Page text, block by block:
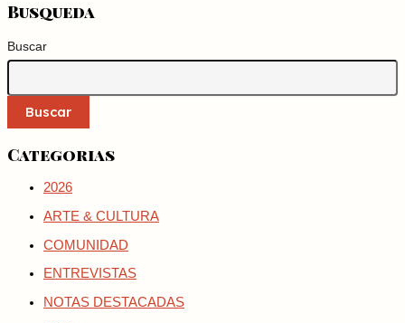
Busqueda
Buscar
Buscar
Categorias
2026
ARTE & CULTURA
COMUNIDAD
ENTREVISTAS
NOTAS DESTACADAS